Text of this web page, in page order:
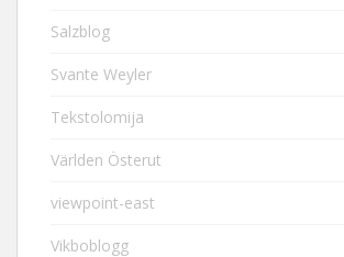
Salzblog
Svante Weyler
Tekstolomija
Världen Österut
viewpoint-east
Vikboblogg